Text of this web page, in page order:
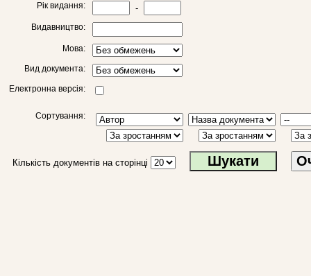
Рік видання: -
Видавництво:
Мова:
Вид документа:
Електронна версія:
Сортування:
Кількість документів на сторінці